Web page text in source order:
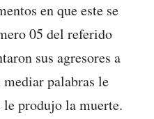
en que este se
05 del referido
sus agresores a
palabras le
produjo la muerte.